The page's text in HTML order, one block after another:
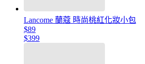
Lancome 蘭蔻 時尚桃紅化妝小包
$89
$399